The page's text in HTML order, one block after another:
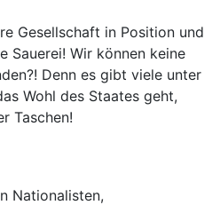
Gesellschaft in Position und
Sauerei! Wir können keine
Denn es gibt viele unter
Wohl des Staates geht,
Taschen!
Nationalisten,